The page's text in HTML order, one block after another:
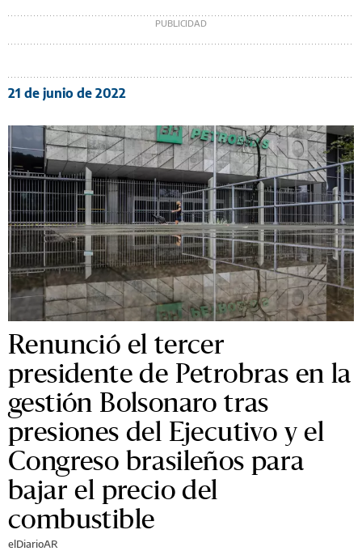
21 de junio de 2022
Renunció el tercer
presidente de Petrobras en la
gestión Bolsonaro tras
presiones del Ejecutivo y el
Congreso brasileños para
bajar el precio del
combustible
elDiarioAR